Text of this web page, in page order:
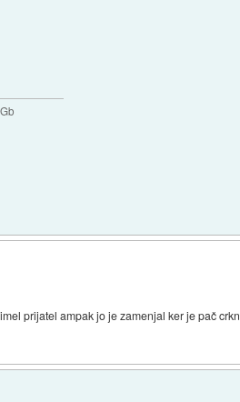
prijatel ampak jo je zamenjal ker je pač